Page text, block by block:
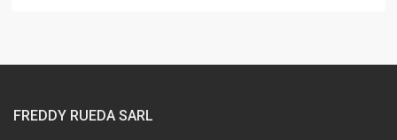
FREDDY RUEDA SARL